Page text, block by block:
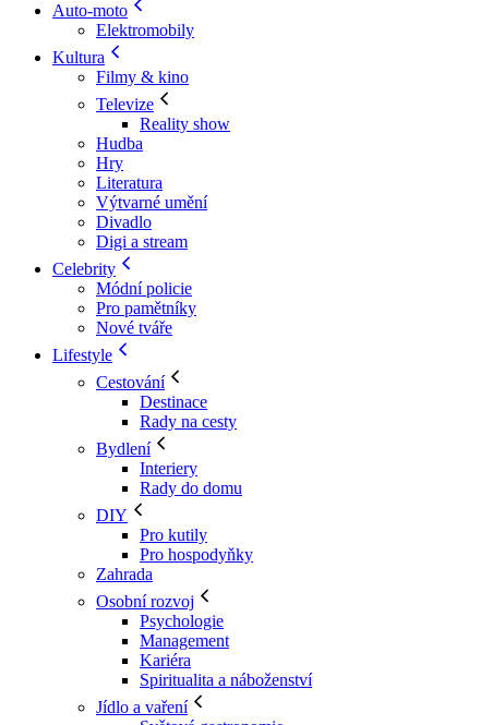
Auto-moto
Elektromobily
Kultura
Filmy & kino
Televize
Reality show
Hudba
Hry
Literatura
Výtvarné umění
Divadlo
Digi a stream
Celebrity
Módní policie
Pro pamětníky
Nové tváře
Lifestyle
Cestování
Destinace
Rady na cesty
Bydlení
Interiery
Rady do domu
DIY
Pro kutily
Pro hospodyňky
Zahrada
Osobní rozvoj
Psychologie
Management
Kariéra
Spiritualita a náboženství
Jídlo a vaření